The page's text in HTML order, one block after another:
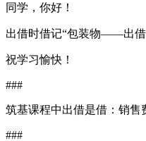
同学，你好！
出借时借记“包装物——出借
祝学习愉快！
###
筑基课程中出借是借：销
###